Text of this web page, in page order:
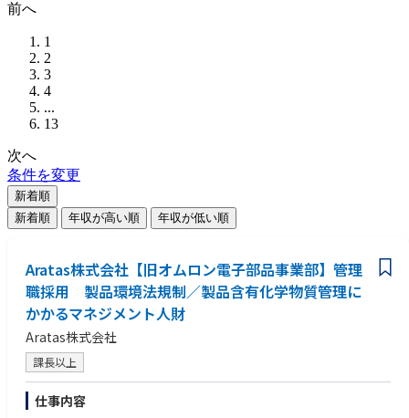
前へ
1
2
3
4
...
13
次へ
条件を変更
新着順
新着順
年収が高い順 年収が低い順
Aratas株式会社【旧オムロン電子部品事業部】管理
職採用 製品環境法規制／製品含有化学物質管理に
かかるマネジメント人財
Aratas株式会社
課長以上
仕事内容